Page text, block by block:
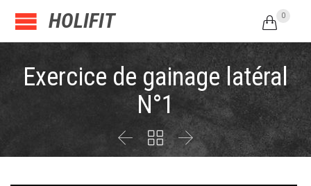
HOLIFIT  0
Exercice de gainage latéral
N°1
  